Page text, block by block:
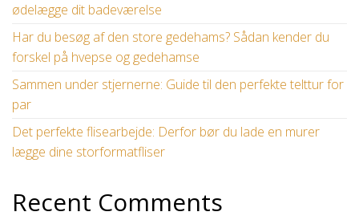
ødelægge dit badeværelse
Har du besøg af den store gedehams? Sådan kender du
forskel på hvepse og gedehamse
Sammen under stjernerne: Guide til den perfekte telttur for
par
Det perfekte flisearbejde: Derfor bør du lade en murer
lægge dine storformatfliser
Recent Comments